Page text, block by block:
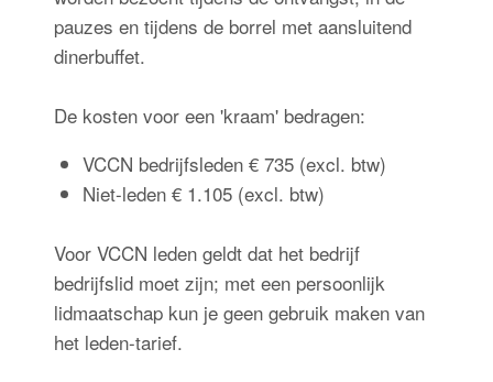
pauzes en tijdens de borrel met aansluitend
dinerbuffet.
De kosten voor een 'kraam' bedragen:
VCCN bedrijfsleden € 735 (excl. btw)
Niet-leden € 1.105 (excl. btw)
Voor VCCN leden geldt dat het bedrijf
bedrijfslid moet zijn; met een persoonlijk
lidmaatschap kun je geen gebruik maken van
het leden-tarief.